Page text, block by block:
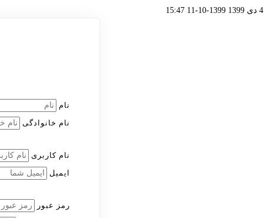
4 دی 1399 1399-10-11 15:47
نام
نام خانوادگی
نام کاربری
ایمیل
رمز عبور